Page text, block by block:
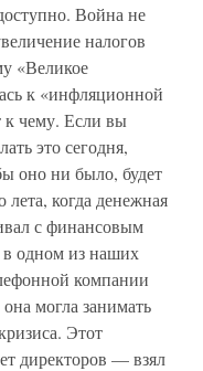
Война не
налогов
«Великое
к «инфляционной
к чему. Если вы
это сегодня,
оно ни было, будет
лета, когда денежная
с финансовым
одном из наших
компании
могла занимать
Этот
директоров — взял